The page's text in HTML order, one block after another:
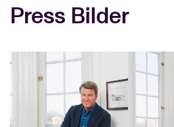
Press Bilder